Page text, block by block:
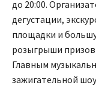
до 20:00.
дегустации,
площадки и
розыгрыши призов
Главным
зажигательной